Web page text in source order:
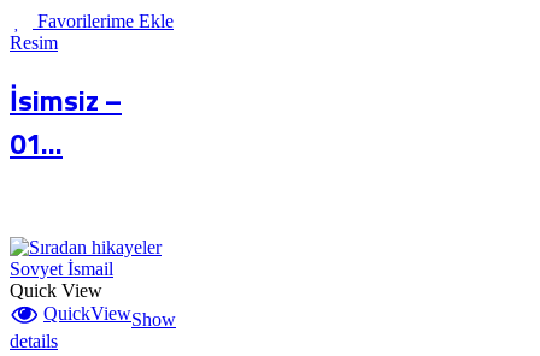
Favorilerime Ekle
Resim
İsimsiz –
01...
Quick View
QuickViewShow
details